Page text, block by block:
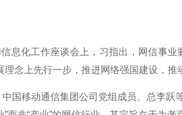
化工作座谈会上，习指出，网信事业
理念上先行一步，推进网络强国建设，
移动通信集团公司党组成员、总李跃